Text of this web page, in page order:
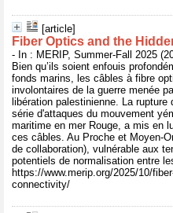
[article]
Fiber Optics and the
- In : MERIP, Summer-Fall 2025
Bien qu’ils soient enfouis
fonds marins, les câbles à fibre
involontaires de la guerre menée
libération palestinienne. La
série d'attaques du mouvement
maritime en mer Rouge, a mis en
ces câbles. Au Proche et Moyen-
de collaboration), vulnérable aux
potentiels de normalisation entre
https://www.merip.org/2025/10/
connectivity/